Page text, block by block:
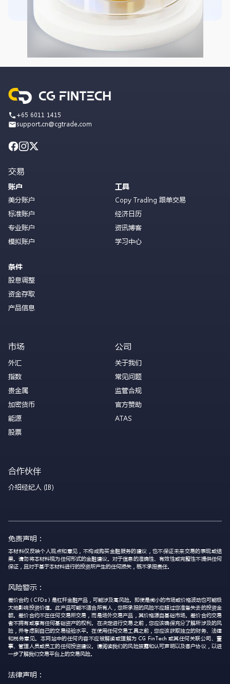
+65 6011 1415
support.cn@cgtrade.com
交易
账户
美分账户
标准账户
专业账户
模拟账户
条件
股息调整
资金存取
产品信息
工具
Copy Trading 跟单交易
经济日历
资讯博客
学习中心
市场
外汇
指数
贵金属
加密货币
能源
股票
公司
关于我们
常见问题
监管合规
官方赞助
ATAS
合作伙伴
介绍经纪人 (IB)
免责声明：
本材料仅反映个人观点和意见，不构成购买金融服务的建议，也不保证未来交易的表现或结
果。请勿将本材料视为任何形式的金融建议。对于信息的准确性、有效性或完整性不提供任何
保证，且对于基于本材料进行的投资所产生的任何损失，概不承担责任。
风险警示：
差价合约（CFDs）是杠杆金融产品，可能涉及高风险。即使是微小的市场或价格波动也可能极
大地影响投资价值。此产品可能不适合所有人，您所承担的风险不应超过您准备失去的投资金
额。差价合约不在任何交易所交易，而是场外交易产品，其价格源自基础市场。差价合约交易
者不拥有或享有任何基础资产的权利。在决定进行交易之前，您应该确保充分了解所涉及的风
险，并考虑到自己的交易经验水平。在使用任何交易工具之前，您应该获取独立的财务、法律
和税务意见。本网站中的任何内容不应被解读或理解为 CG FinTech 或其任何关联公司、董
事、管理人员或员工的任何投资建议。请阅读我们的风险披露和认可声明以及客户协议，以进
一步了解我们交易平台上的交易风险。
法律声明：